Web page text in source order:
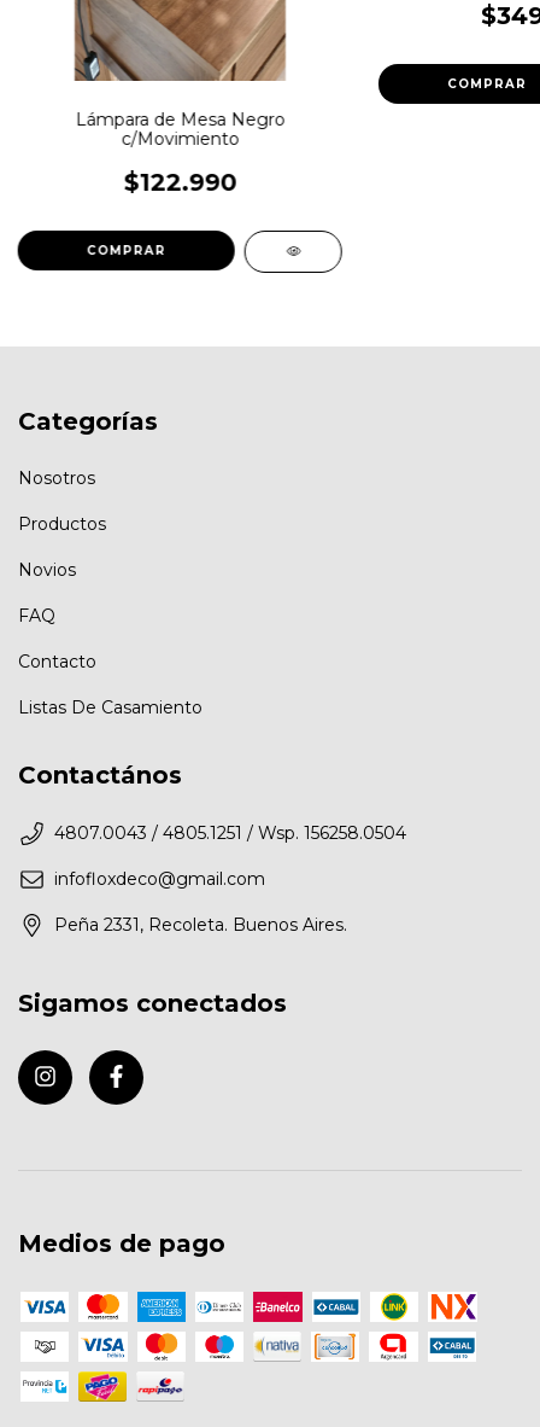
Lámpara de Mesa Negro
c/Movimiento
$122.990
Categorías
Nosotros
Productos
Novios
FAQ
Contacto
Listas De Casamiento
Contactános
4807.0043 / 4805.1251 / Wsp. 156258.0504
infofloxdeco@gmail.com
Peña 2331, Recoleta. Buenos Aires.
Sigamos conectados
Medios de pago